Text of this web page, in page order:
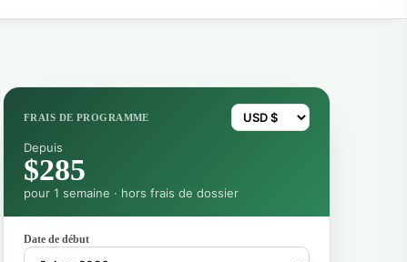
FRAIS DE PROGRAMME
Depuis
$285
pour 1 semaine · hors frais de dossier
Date de début